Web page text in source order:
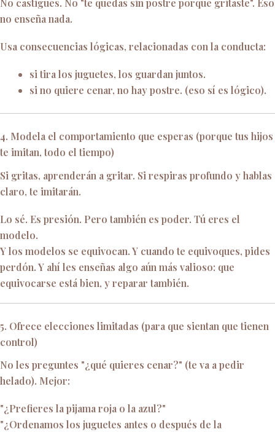
No castigues. No "te quedas sin postre porque gritaste". Eso
no enseña nada.
Usa consecuencias lógicas, relacionadas con la conducta:
si tira los juguetes, los guardan juntos.
si no quiere cenar, no hay postre. (eso sí es lógico).
4. Modela el comportamiento que esperas (porque tus hijos
te imitan, todo el tiempo)
Si gritas, aprenderán a gritar. Si respiras profundo y hablas
claro, te imitarán.
Lo sé. Es presión. Pero también es poder. Tú eres el
modelo.
Y los modelos se equivocan. Y cuando te equivoques, pides
perdón. Y ahí les enseñas algo aún más valioso: que
equivocarse está bien, y reparar también.
5. Ofrece elecciones limitadas (para que sientan que tienen
control)
No les preguntes "¿qué quieres cenar?" (te va a pedir
helado). Mejor:
"¿Prefieres la pijama roja o la azul?"
"¿Ordenamos los juguetes antes o después de la